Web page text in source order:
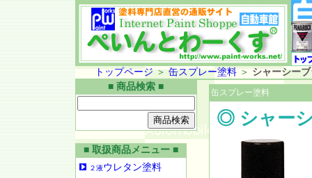
トップページ ＞ 缶スプレー塗料＞ シャーシー
■ 商品検索 ■
■ 取扱商品メニュー ■
２液ウレタン塗料
缶スプレー塗料
◎ シャー